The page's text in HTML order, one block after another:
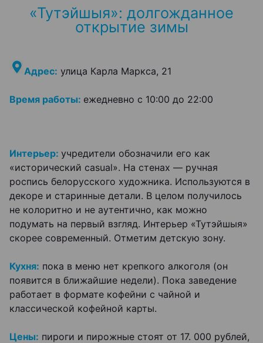
«Тутэйшыя»: долгожданное
открытие зимы
Адрес: улица Карла Маркса, 21
Время работы: ежедневно с 10:00 до 22:00
Интерьер: учредители обозначили его как
«исторический сasual». На стенах — ручная
роспись белорусского художника. Используются в
декоре и старинные детали. В целом получилось
не колоритно и не аутентично, как можно
подумать на первый взгляд. Интерьер «Тутэйшыя»
скорее современный. Отметим детскую зону.
Кухня: пока в меню нет крепкого алкоголя (он
появится в ближайшие недели). Пока заведение
работает в формате кофейни с чайной и
классической кофейной карты.
Цены: пироги и пирожные стоят от 17. 000 рублей,